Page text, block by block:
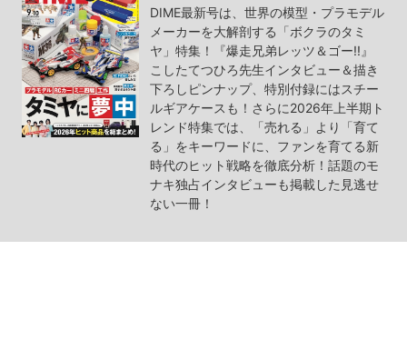
DIME最新号は、世界の模型・プラモデル
メーカーを大解剖する「ボクラのタミ
ヤ」特集！『爆走兄弟レッツ＆ゴー!!』
こしたてつひろ先生インタビュー＆描き
下ろしピンナップ、特別付録にはスチー
ルギアケースも！さらに2026年上半期ト
レンド特集では、「売れる」より「育て
る」をキーワードに、ファンを育てる新
時代のヒット戦略を徹底分析！話題のモ
ナキ独占インタビューも掲載した見逃せ
ない一冊！